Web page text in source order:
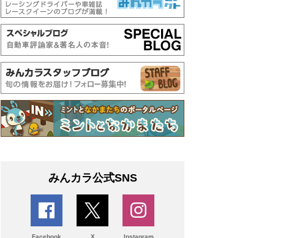
みんカラ公式SNS
Facebook X Instagram